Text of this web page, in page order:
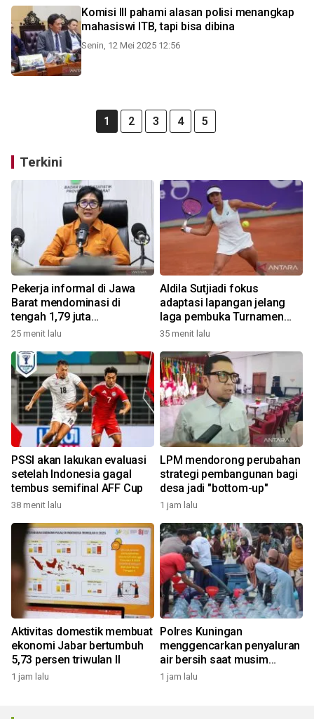
Komisi III pahami alasan polisi menangkap
mahasiswi ITB, tapi bisa dibina
Senin, 12 Mei 2025 12:56
1 2 3 4 5
Terkini
Pekerja informal di Jawa
Barat mendominasi di
tengah 1,79 juta
pengangguran
25 menit lalu
Aldila Sutjiadi fokus
adaptasi lapangan jelang
laga pembuka Turnamen
WTA 1000
35 menit lalu
PSSI akan lakukan evaluasi
setelah Indonesia gagal
tembus semifinal AFF Cup
38 menit lalu
LPM mendorong perubahan
strategi pembangunan bagi
desa jadi "bottom-up"
1 jam lalu
Aktivitas domestik membuat
ekonomi Jabar bertumbuh
5,73 persen triwulan II
1 jam lalu
Polres Kuningan
menggencarkan penyaluran
air bersih saat musim
kemarau
1 jam lalu